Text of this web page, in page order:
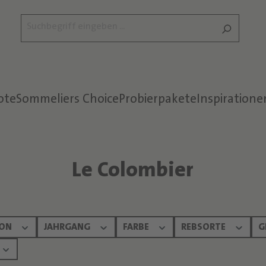
Sommeliers ChoiceProbierpakete
Le Colombier
JAHRGANG FARBE REBSORTE